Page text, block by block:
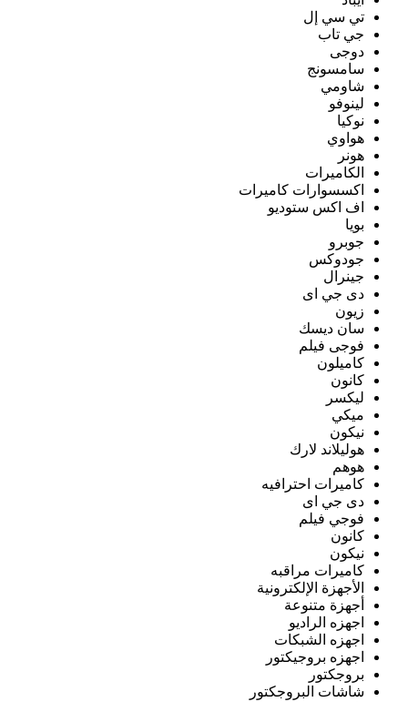
تي سي إل
جي تاب
دوجى
سامسونج
شاومي
لينوفو
نوكيا
هواوي
هونر
الكاميرات
اكسسوارات كاميرات
اف اكس ستوديو
بويا
جوبرو
جودوكس
جينرال
دى جي اى
زيون
سان ديسك
فوجى فيلم
كاميلون
كانون
ليكسر
ميكي
نيكون
هوليلاند لارك
هوهم
كاميرات احترافيه
دى جي اى
فوجي فيلم
كانون
نيكون
كاميرات مراقبه
الأجهزة الإلكترونية
أجهزة متنوعة
اجهزه الراديو
اجهزه الشبكات
اجهزه بروجيكتور
بروجكتور
شاشات البروجكتور